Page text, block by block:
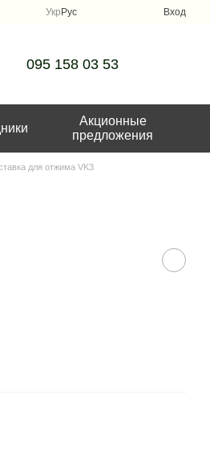
Укр Рус Вход
095 158 03 53
Акционные
предложения
для отжима VK3